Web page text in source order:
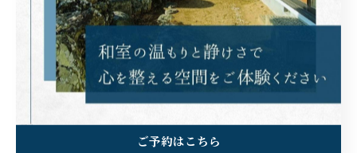
活用し、希望に合ったスペースを選びましょう。
長生郡のレンタルスペース活用の新提
案
ご予約はこちら